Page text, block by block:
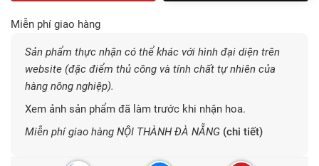
Miễn phí giao hàng
Sản phẩm thực nhận có thể khác với hình đại diện trên
website (đặc điểm thủ công và tính chất tự nhiên của
hàng nông nghiệp).
Xem ảnh sản phẩm đã làm trước khi nhận hoa.
Miễn phí giao hàng NỘI THÀNH ĐÀ NẴNG (chi tiết)